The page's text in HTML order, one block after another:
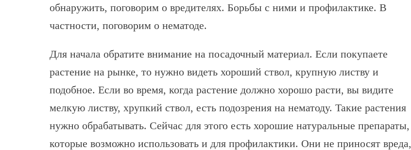
обнаружить, поговорим о вредителях. Борьбы с ними и профилактике. В
частности, поговорим о нематоде.
Для начала обратите внимание на посадочный материал. Если покупаете
растение на рынке, то нужно видеть хороший ствол, крупную листву и
подобное. Если во время, когда растение должно хорошо расти, вы видите
мелкую листву, хрупкий ствол, есть подозрения на нематоду. Такие растения
нужно обрабатывать. Сейчас для этого есть хорошие натуральные препараты,
которые возможно использовать и для профилактики. Они не приносят вреда,